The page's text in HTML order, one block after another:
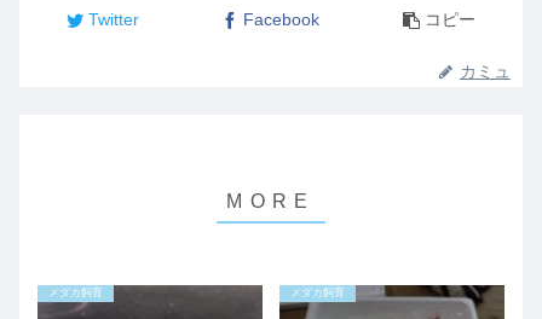
Twitter Facebook コピー
カミュ
メダカ飼育 メダカ飼育